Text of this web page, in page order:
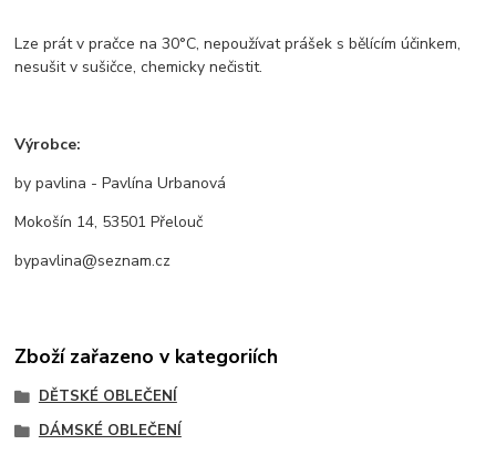
Lze prát v pračce na 30°C, nepoužívat prášek s bělícím účinkem,
nesušit v sušičce, chemicky nečistit.
Výrobce:
by pavlina - Pavlína Urbanová
Mokošín 14, 53501 Přelouč
bypavlina@seznam.cz
Zboží zařazeno v kategoriích
DĚTSKÉ OBLEČENÍ
DÁMSKÉ OBLEČENÍ